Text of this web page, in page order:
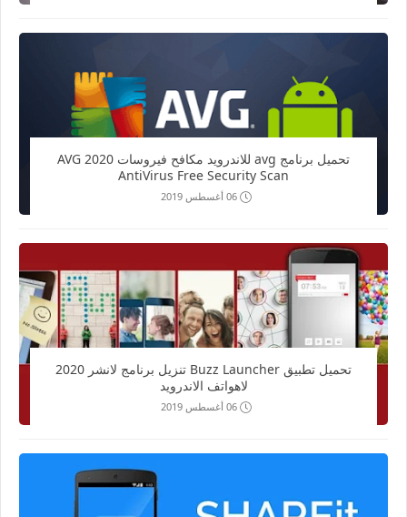
تحميل برنامج avg للاندرويد مكافح فيروسات 2020 AVG
AntiVirus Free Security Scan
06 أغسطس 2019
تحميل تطبيق Buzz Launcher تنزيل برنامج لانشر 2020
لاهواتف الاندرويد
06 أغسطس 2019